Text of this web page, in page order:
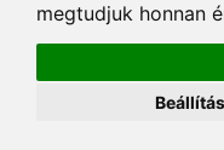
megtudjuk honnan